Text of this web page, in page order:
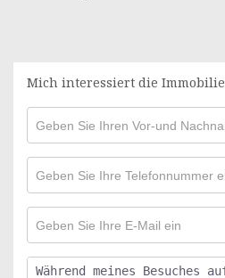
Mich interessiert die Immobilie